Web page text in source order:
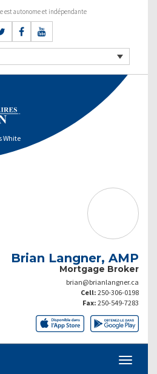
est autonome et indépendante
White
Brian Langner, AMP
Mortgage Broker
brian@brianlangner.ca
Cell: 250-306-0198
Fax: 250-549-7283